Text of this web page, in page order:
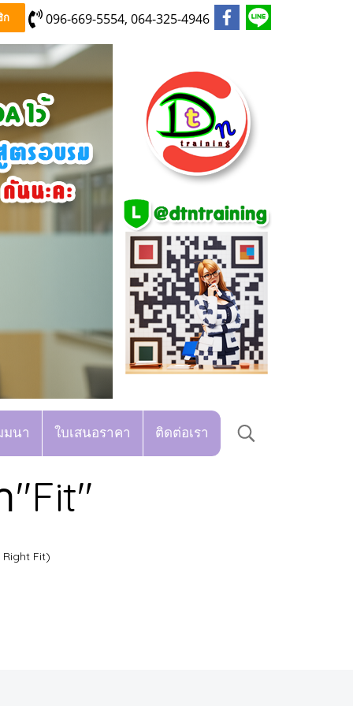
ก 096-669-5554, 064-325-4946
มนา ใบเสนอราคา ติดต่อเรา
"Fit"
Fit)